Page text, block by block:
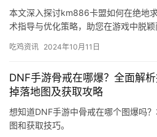
本文深入探讨km886卡盟如何在绝地
术指导与优化策略，助您在游戏中脱颖
吃鸡资讯 2024年10月11日
DNF手游骨戒在哪爆？全面解
掉落地图及获取攻略
想知道DNF手游中骨戒在哪个图爆吗
图和获取技巧。